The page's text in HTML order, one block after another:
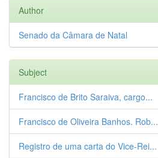
Author
Senado da Câmara de Natal
Subject
Francisco de Brito Saraiva, cargo...
Francisco de Oliveira Banhos. Rob...
Registro de uma carta do Vice-Rei...